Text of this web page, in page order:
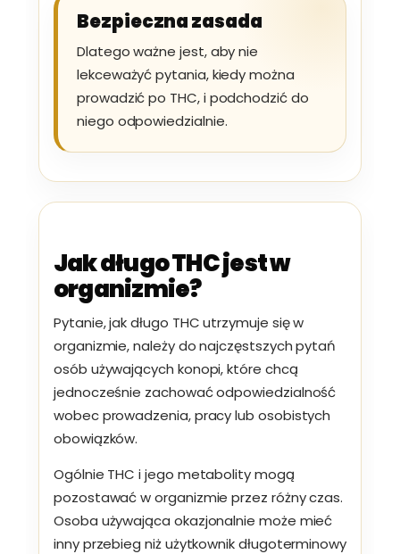
Bezpieczna zasada
Dlatego ważne jest, aby nie
lekceważyć pytania, kiedy można
prowadzić po THC, i podchodzić do
niego odpowiedzialnie.
Jak długo THC jest w
organizmie?
Pytanie, jak długo THC utrzymuje się w
organizmie, należy do najczęstszych pytań
osób używających konopi, które chcą
jednocześnie zachować odpowiedzialność
wobec prowadzenia, pracy lub osobistych
obowiązków.
Ogólnie THC i jego metabolity mogą
pozostawać w organizmie przez różny czas.
Osoba używająca okazjonalnie może mieć
inny przebieg niż użytkownik długoterminowy